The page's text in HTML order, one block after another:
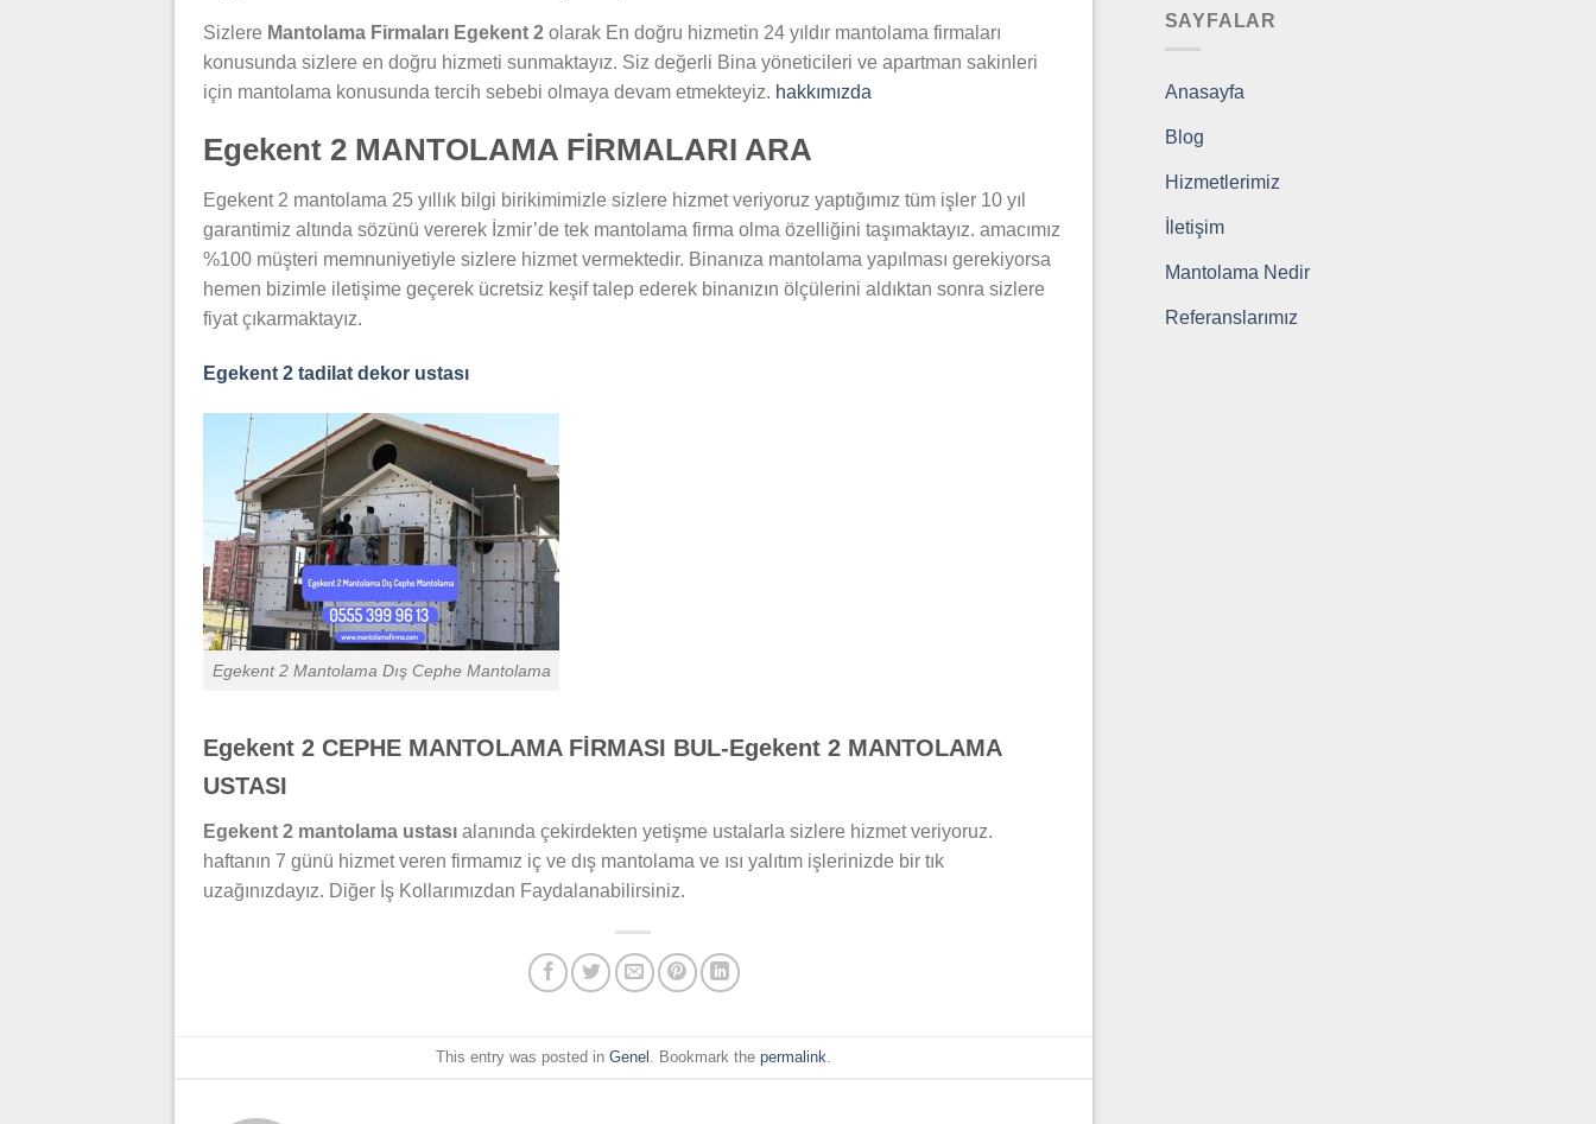
Sizlere Mantolama Firmaları Egekent 2 olarak En doğru hizmetin 24 yıldır mantolama firmaları
konusunda sizlere en doğru hizmeti sunmaktayız. Siz değerli Bina yöneticileri ve apartman sakinleri
için mantolama konusunda tercih sebebi olmaya devam etmekteyiz. hakkımızda
Egekent 2 MANTOLAMA FİRMALARI ARA
Egekent 2 mantolama 25 yıllık bilgi birikimimizle sizlere hizmet veriyoruz yaptığımız tüm işler 10 yıl
garantimiz altında sözünü vererek İzmir’de tek mantolama firma olma özelliğini taşımaktayız. amacımız
%100 müşteri memnuniyetiyle sizlere hizmet vermektedir. Binanıza mantolama yapılması gerekiyorsa
hemen bizimle iletişime geçerek ücretsiz keşif talep ederek binanızın ölçülerini aldıktan sonra sizlere
fiyat çıkarmaktayız.
Egekent 2 tadilat dekor ustası
Egekent 2 Mantolama Dış Cephe Mantolama
Egekent 2 CEPHE MANTOLAMA FİRMASI BUL-Egekent 2 MANTOLAMA
USTASI
Egekent 2 mantolama ustası alanında çekirdekten yetişme ustalarla sizlere hizmet veriyoruz.
haftanın 7 günü hizmet veren firmamız iç ve dış mantolama ve ısı yalıtım işlerinizde bir tık
uzağınızdayız. Diğer İş Kollarımızdan Faydalanabilirsiniz.
This entry was posted in Genel . Bookmark the permalink
SAYFALAR
Anasayfa
Blog
Hizmetlerimiz
İletişim
Mantolama Nedir
Referanslarımız